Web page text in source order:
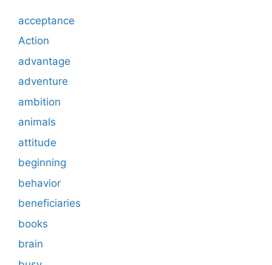
acceptance
Action
advantage
adventure
ambition
animals
attitude
beginning
behavior
beneficiaries
books
brain